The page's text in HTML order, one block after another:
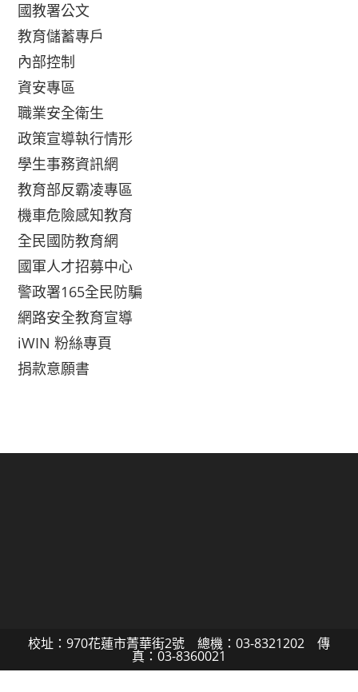
國教署公文
教育儲蓄專戶
內部控制
資安專區
職業安全衛生
政策宣導執行情形
學生事務資訊網
教育部反霸凌專區
機車危險感知教育
全民國防教育網
國軍人才招募中心
警政署165全民防騙
網路安全教育宣導
iWIN 粉絲專頁
捐款意願書
校址：970花蓮市菁華街2號 總機：03-8321202 傳
真：03-8360021